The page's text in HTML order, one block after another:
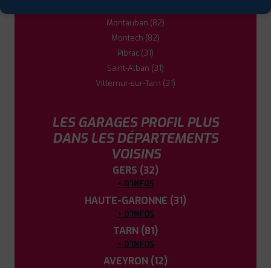
Montauban (82)
Montech (82)
Pibrac (31)
Saint-Alban (31)
Villemur-sur-Tarn (31)
LES GARAGES PROFIL PLUS
DANS LES DÉPARTEMENTS
VOISINS
GERS (32)
+ D'INFOS
HAUTE-GARONNE (31)
+ D'INFOS
TARN (81)
+ D'INFOS
AVEYRON (12)